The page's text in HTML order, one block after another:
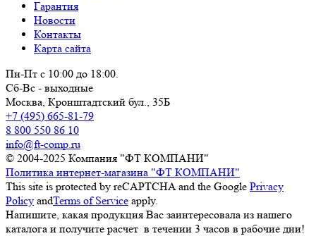
Гарантия
Новости
Контакты
Карта сайта
Пн-Пт с 10:00 до 18:00.
Сб-Вс - выходные
Москва, Кронштадтский бул., 35Б
+7 (495) 665-81-79
8 800 550 86 10
info@ft-comp.ru
© 2004-2025 Компания "ФТ КОМПАНИ"
Политика интернет-магазина "ФТ КОМПАНИ"
This site is protected by reCAPTCHA and the Google Privacy
Policy andTerms of Service apply.
Напишите, какая продукция Вас заинтересовала из нашего
каталога и получите расчет в течении 3 часов в рабочие дни!